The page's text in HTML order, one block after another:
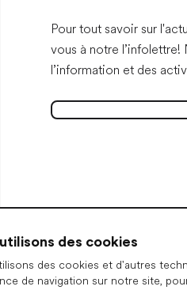
des cookies
des cookies et d'autres
de navigation sur notre site,
Pour tout savoir sur
vous à notre
l’information et des
S'abonner à l'infolettre
Ouvrir
de cookies